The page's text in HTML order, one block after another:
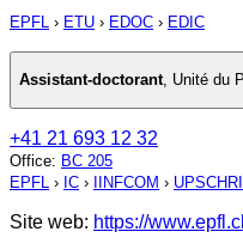
EPFL › ETU › EDOC › EDIC
Assistant-doctorant, Unité du
+41 21 693 12 32
Office: BC 205
EPFL › IC › IINFCOM ›
Site web: https://